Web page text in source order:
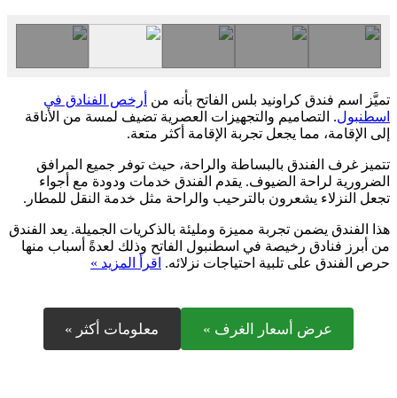
تميَّز اسم فندق كراونيد بلس الفاتح بأنه من أرخص الفنادق في
اسطنبول. التصاميم والتجهيزات العصرية تضيف لمسة من الأناقة
إلى الإقامة، مما يجعل تجربة الإقامة أكثر متعة.
تتميز غرف الفندق بالبساطة والراحة، حيث توفر جميع المرافق
الضرورية لراحة الضيوف. يقدم الفندق خدمات ودودة مع أجواء
تجعل النزلاء يشعرون بالترحيب والراحة مثل خدمة النقل للمطار.
هذا الفندق يضمن تجربة مميزة ومليئة بالذكريات الجميلة. يعد الفندق
من أبرز فنادق رخيصة في اسطنبول الفاتح وذلك لعدةً أسباب منها
حرص الفندق على تلبية احتياجات نزلائه. اقرأ المزيد »
عرض أسعار الغرف » معلومات أكثر »